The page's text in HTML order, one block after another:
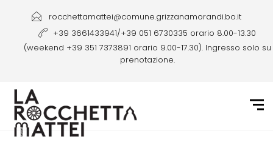
rocchettamattei@comune.grizzanamorandi.bo.it
+39 3661433941/+39 051 6730335 orario 8.00-13.30
(weekend +39 351 7373891 orario 9.00-17.30). Ingresso solo su
prenotazione.